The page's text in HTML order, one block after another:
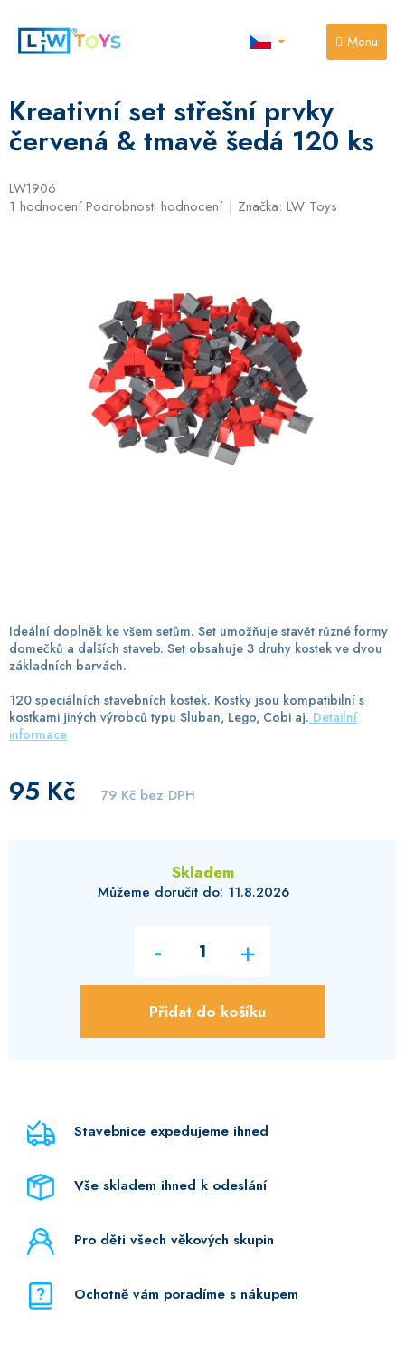
obsah
NÁKUPNÍ
Kreativní set střešní prvky
červená & tmavě šedá 120 ks
LW1906
Průměrné
1 hodnocení Podrobnosti hodnocení Značka: LW Toys
95 Kč 79 Kč bez DPH
Ideální doplněk ke všem setům. Set umožňuje stavět různé formy
domečků a dalších staveb. Set obsahuje 3 druhy kostek ve dvou
základních barvách.
120 speciálních stavebních kostek. Kostky jsou kompatibilní s
kostkami jiných výrobců typu Sluban, Lego, Cobi aj. Detailní
informace
Skladem
11.8.2026
Přidat do košíku
Stavebnice expedujeme ihned
Vše skladem ihned k odeslání
Pro děti všech věkových skupin
Ochotně vám poradíme s nákupem